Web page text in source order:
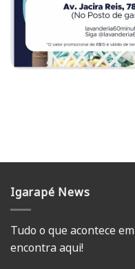
Igarapé News
Tudo o que acontece em
encontra aqui!